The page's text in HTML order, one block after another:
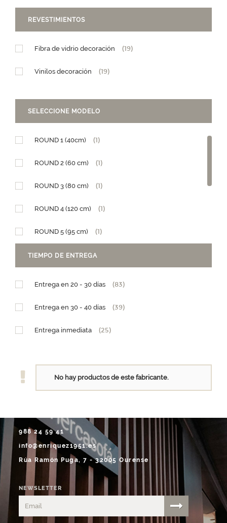
REVESTIMIENTOS
Fibra de vidrio decoración (19)
Vinilos decoración (19)
SELECCIONE MODELO
ROUND 1 (40cm) (1)
ROUND 2 (60 cm) (1)
ROUND 3 (80 cm) (1)
ROUND 4 (120 cm) (1)
ROUND 5 (95 cm) (1)
Diseño Granja (1)
TIEMPO DE ENTREGA
Entrega en 20 - 30 días (83)
Entrega en 30 - 40 días (39)
Entrega inmediata (25)
No hay productos de este fabricante.
988 24 59 41
info@enriquez1951.es
Rúa Ramón Puga, 7 - 32005 Ourense
NEWSLETTER